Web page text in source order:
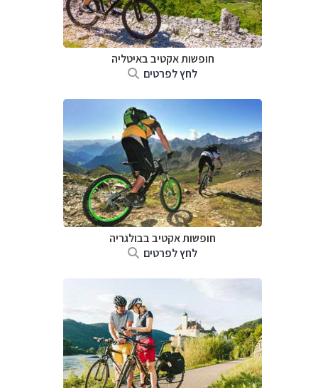
חופשות אקטיב באיטליה
לחץ לפרטים
חופשות אקטיב בבולגריה
לחץ לפרטים